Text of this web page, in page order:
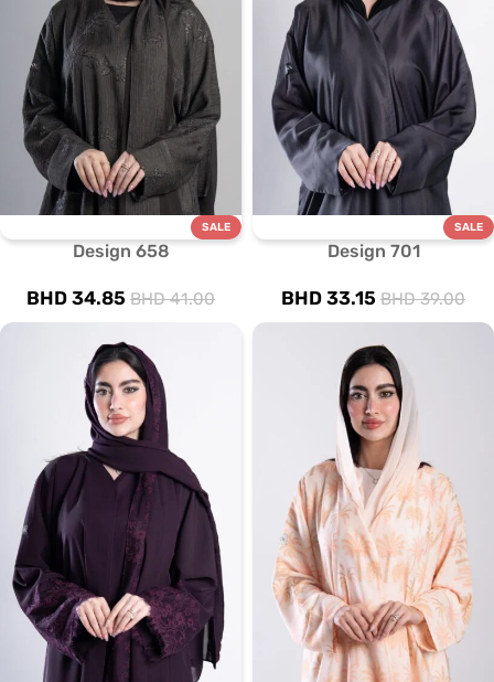
SALE
Design 701
BHD39.00
BHD 33.15
SALE
Design 658
BHD41.00
BHD 34.85